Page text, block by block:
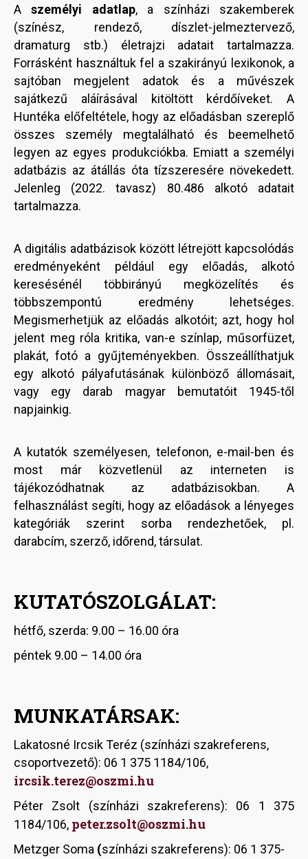
Aszemélyi adatlap, a színházi szakemberek
(színész, rendező, díszlet-jelmeztervező,
dramaturg stb.) életrajzi adatait tartalmazza.
Forrásként használtuk fel a szakirányú lexikonok, a
sajtóban megjelent adatok és a művészek
sajátkezű aláírásával kitöltött kérdőíveket. A
Huntéka előfeltétele, hogy az előadásban szereplő
összes személy megtalálható és beemelhető
legyen az egyes produkciókba. Emiatt a személyi
adatbázis az átállás óta tízszeresére növekedett.
Jelenleg (2022. tavasz) 80.486 alkotó adatait
tartalmazza.
A digitális adatbázisok között létrejött kapcsolódás
eredményeként például egy előadás, alkotó
keresésénél többirányú megközelítés és
többszempontú eredmény lehetséges.
Megismerhetjük az előadás alkotóit; azt, hogy hol
jelent meg róla kritika, van-e színlap, műsorfüzet,
plakát, fotó a gyűjteményekben. Összeállíthatjuk
egy alkotó pályafutásának különböző állomásait,
vagy egy darab magyar bemutatóit 1945-től
napjainkig.
A kutatók személyesen, telefonon, e-mail-ben és
most már közvetlenül az interneten is
tájékozódhatnak az adatbázisokban. A
felhasználást segíti, hogy az előadások a lényeges
kategóriák szerint sorba rendezhetőek, pl.
darabcím, szerző, időrend, társulat.
KUTATÓSZOLGÁLAT:
hétfő, szerda: 9.00 – 16.00 óra
péntek 9.00 – 14.00 óra
MUNKATÁRSAK:
Lakatosné Ircsik Teréz (színházi szakreferens,
csoportvezető): 06 1 375 1184/106,
ircsik.terez@oszmi.hu
Péter Zsolt (színházi szakreferens): 06 1 375
1184/106, peter.zsolt@oszmi.hu
Metzger Soma (színházi szakreferens): 06 1 375-